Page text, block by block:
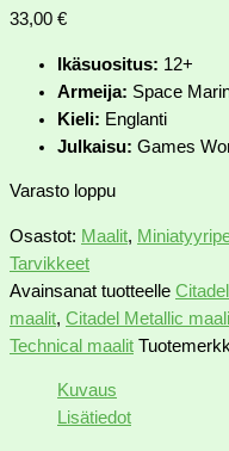
33,00 €
Ikäsuositus: 12+
Armeija: Space
Kieli: Englanti
Julkaisu: Games
Varasto loppu
Osastot: Maalit,
Tarvikkeet
Avainsanat tuotteelle
maalit, Citadel Metallic
Technical maalit
Kuvaus
Lisätiedot